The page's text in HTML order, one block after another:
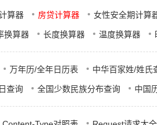
算器 房贷计算器 女性安全期计算
换算器 长度换算器 温度换算器
万年历/全年日历表 中华百家姓/姓氏
查询 全国少数民族分布查询 中国